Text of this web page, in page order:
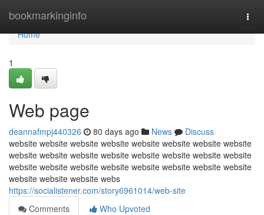
bookmarkinginfo
Home
Home
1
Web page
deannafmpj440326 80 days ago News
Discuss
website website website website website website website website
website website website website website website website website
website website website website website website website website
website website website webs
https://socialistener.com/story6961014/web-site
Comments
Who Upvoted